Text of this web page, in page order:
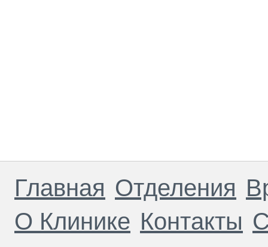
Главная Отделения
О Клинике Контакты